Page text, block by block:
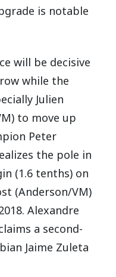
is notable
will be decisive
while the
Julien
to move up
Peter
the pole in
(1.6 tenths) on
(Anderson/VM)
Alexandre
a second-
Jaime Zuleta